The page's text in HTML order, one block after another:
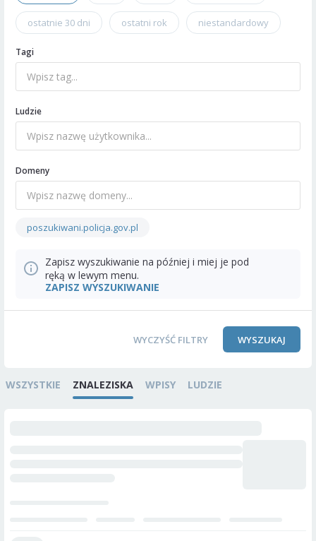
ostatnie 30 dni ostatni rok niestandardowy
Tagi
Ludzie
Domeny
poszukiwani.policja.gov.pl
Zapisz wyszukiwanie na później i miej je pod
ręką w lewym menu.
ZAPISZ WYSZUKIWANIE
WYCZYŚĆ FILTRY WYSZUKAJ
WSZYSTKIE ZNALEZISKA WPISY LUDZIE